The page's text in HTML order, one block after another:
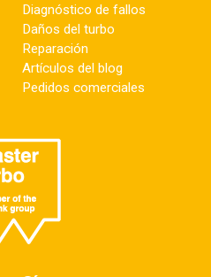
Diagnóstico de fallos
Daños del turbo
Reparación
Artículos del blog
Pedidos comerciales